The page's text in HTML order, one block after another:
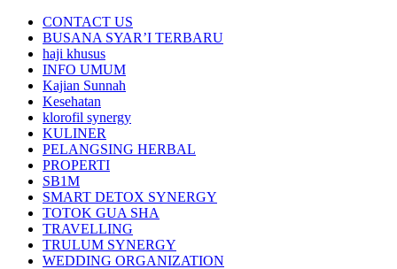
CONTACT US
BUSANA SYAR’I TERBARU
haji khusus
INFO UMUM
Kajian Sunnah
Kesehatan
klorofil synergy
KULINER
PELANGSING HERBAL
PROPERTI
SB1M
SMART DETOX SYNERGY
TOTOK GUA SHA
TRAVELLING
TRULUM SYNERGY
WEDDING ORGANIZATION